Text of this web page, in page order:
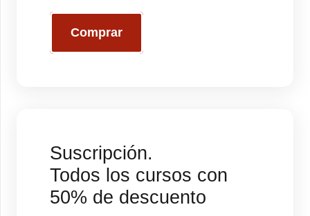
Comprar
Suscripción.
Todos los cursos con
50% de descuento